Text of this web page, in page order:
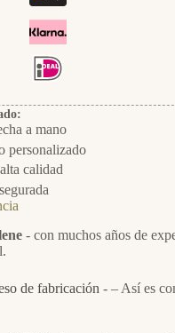
a mano
personalizado
calidad
- con muchos años de
de fabricación - – Así es